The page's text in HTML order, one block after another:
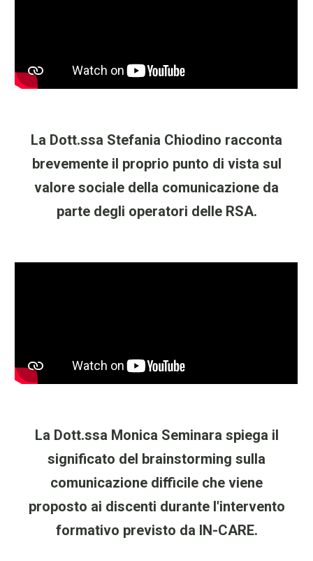
La Dott.ssa Stefania Chiodino racconta
brevemente il proprio punto di vista sul
valore sociale della comunicazione da
parte degli operatori delle RSA.
La Dott.ssa Monica Seminara spiega il
significato del brainstorming sulla
comunicazione difficile che viene
proposto ai discenti durante l'intervento
formativo previsto da IN-CARE.